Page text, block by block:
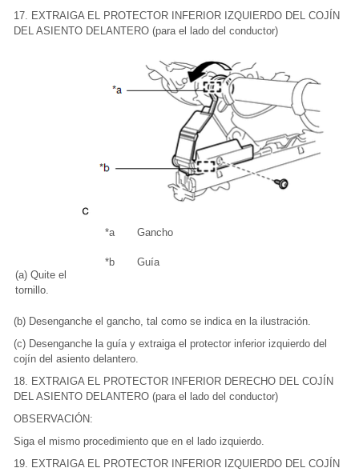
17. EXTRAIGA EL PROTECTOR INFERIOR IZQUIERDO DEL COJÍN
DEL ASIENTO DELANTERO (para el lado del conductor)
(a) Quite el
tornillo.
*a Gancho
*b Guía
(b) Desenganche el gancho, tal como se indica en la ilustración.
(c) Desenganche la guía y extraiga el protector inferior izquierdo del
cojín del asiento delantero.
18. EXTRAIGA EL PROTECTOR INFERIOR DERECHO DEL COJÍN
DEL ASIENTO DELANTERO (para el lado del conductor)
OBSERVACIÓN:
Siga el mismo procedimiento que en el lado izquierdo.
19. EXTRAIGA EL PROTECTOR INFERIOR IZQUIERDO DEL COJÍN